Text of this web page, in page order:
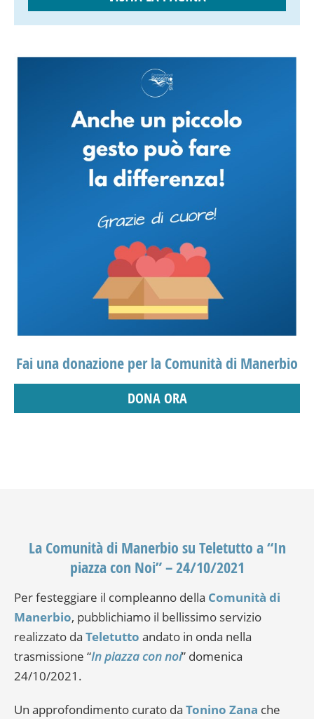
Fai una donazione per la Comunità di Manerbio
DONA ORA
La Comunità di Manerbio su Teletutto a “In
piazza con Noi” – 24/10/2021
Per festeggiare il compleanno della Comunità di
Manerbio, pubblichiamo il bellissimo servizio
realizzato da Teletutto andato in onda nella
trasmissione “In piazza con noi” domenica
24/10/2021.
Un approfondimento curato da Tonino Zana che